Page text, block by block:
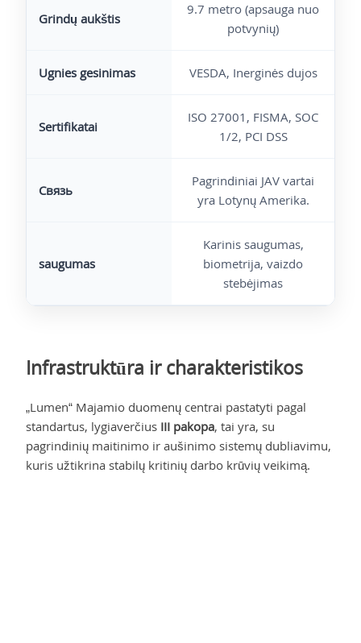
Grindų aukštis
9.7 metro (apsauga nuo
potvynių)
Ugnies gesinimas VESDA, Inerginės dujos
Sertifikatai
ISO 27001, FISMA, SOC
1/2, PCI DSS
Связь
Pagrindiniai JAV vartai
yra Lotynų Amerika.
saugumas
Karinis saugumas,
biometrija, vaizdo
stebėjimas
Infrastruktūra ir charakteristikos
„Lumen“ Majamio duomenų centrai pastatyti pagal
standartus, lygiaverčius III pakopa, tai yra, su
pagrindinių maitinimo ir aušinimo sistemų dubliavimu,
kuris užtikrina stabilų kritinių darbo krūvių veikimą.